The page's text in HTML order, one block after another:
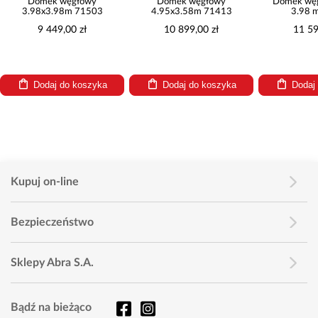
3.98x3.98m 71503
9 449,00 zł
Dodaj do koszyka
4.95x3.58m 71413
10 899,00 zł
Dodaj do koszyka
3.98 m
11
Dodaj do
Kupuj on-line
Bezpieczeństwo
Sklepy Abra S.A.
Bądź na bieżąco